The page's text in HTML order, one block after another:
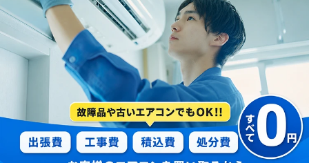
対応エリア 回収の流れ
よくあるご質問 運営会社
小松島市へ無料出張
最短即日 お急ぎの方はこちら